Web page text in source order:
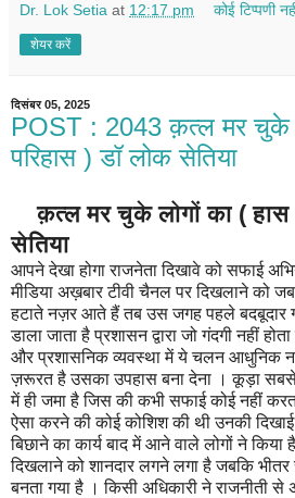
Dr. Lok Setia at 12:17 pm कोई टिप्पणी
शेयर करें
दिसंबर 05, 2025
POST : 2043 क़त्ल मर चुके
परिहास ) डॉ लोक सेतिया
क़त्ल मर चुके लोगों का ( हास
सेतिया
आपने देखा होगा राजनेता दिखावे को सफाई
मीडिया अख़बार टीवी चैनल पर दिखलाने को
हटाते नज़र आते हैं तब उस जगह पहले बदबूदार
डाला जाता है प्रशासन द्वारा जो गंदगी नहीं
और प्रशासनिक व्यवस्था में ये चलन आधुनिक
ज़रूरत है उसका उपहास बना देना । कूड़ा
में ही जमा है जिस की कभी सफाई कोई नहीं
ऐसा करने की कोई कोशिश की थी उनकी
बिछाने का कार्य बाद में आने वाले लोगों ने
दिखलाने को शानदार लगने लगा है जबकि
बनता गया है । किसी अधिकारी ने राजनीती